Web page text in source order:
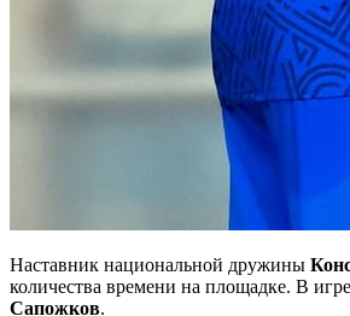
Наставник национальной дружины
количества времени на площадке. В
Сапожков.